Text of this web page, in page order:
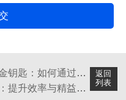
返回
列表
匙：如何通过ER...
效率与精益生产...